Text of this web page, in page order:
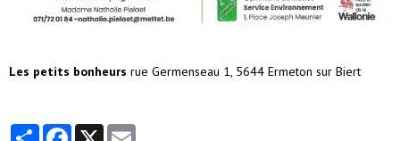
Les petits bonheurs rue Germenseau 1, 5644 Ermeton sur Biert
PartagerFacebook
X